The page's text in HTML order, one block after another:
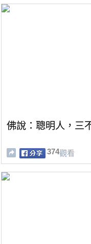
佛說：聰明人，三
374觀看